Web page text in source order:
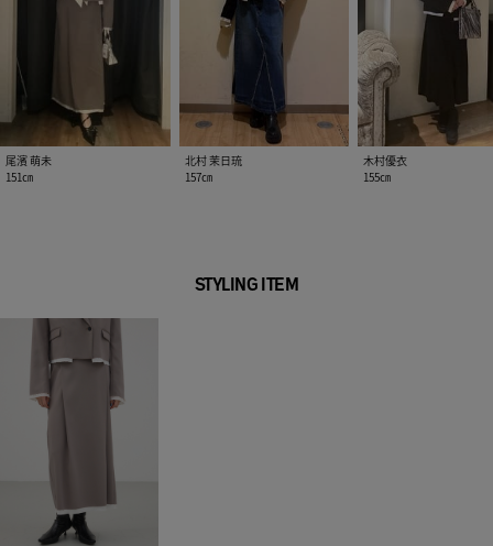
尾濱 萌未
151㎝
北村 茉日琉
157㎝
木村優衣
155㎝
STYLING ITEM